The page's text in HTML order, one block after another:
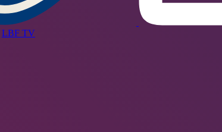
LBF TV